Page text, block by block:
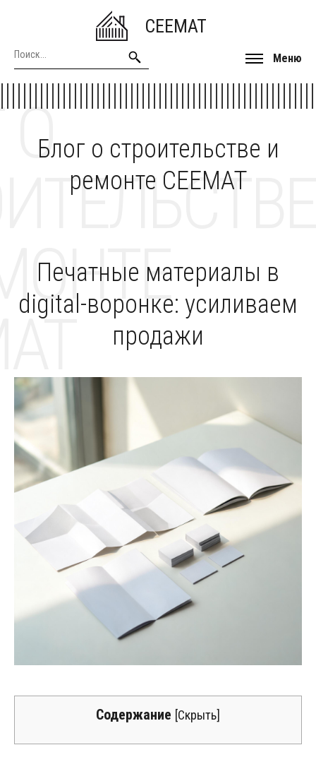
CEEMAT
Меню
Блог о строительстве и
ремонте CEEMAT
О
Печатные материалы в
digital-воронке: усиливаем
продажи
Содержание [Скрыть]